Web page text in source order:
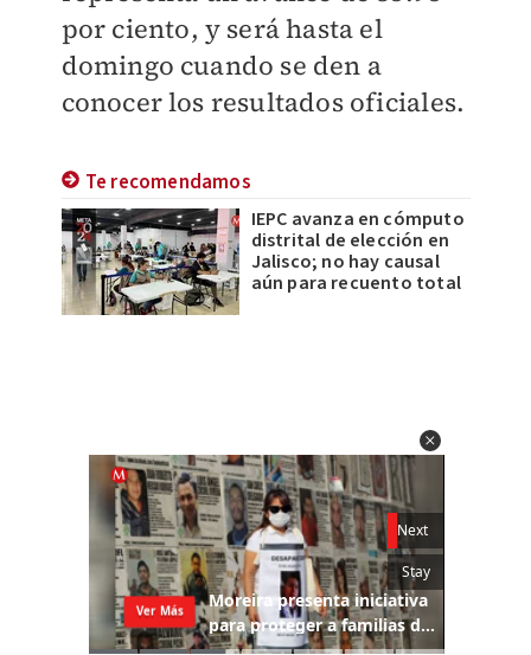
por ciento, y será hasta el
domingo cuando se den a
conocer los resultados oficiales.
Te recomendamos
IEPC avanza en cómputo
distrital de elección en
Jalisco; no hay causal
aún para recuento total